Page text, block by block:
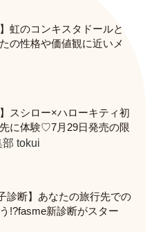
虹のコンキスタドールと
の性格や価値観に近いメ
、fasmeの新診断がスター
】スシロー×ハローキティ初
に体験♡7月29日発売の限
ッズをレポ！
tokui
診断】あなたの旅行先での
!?fasme新診断がスター